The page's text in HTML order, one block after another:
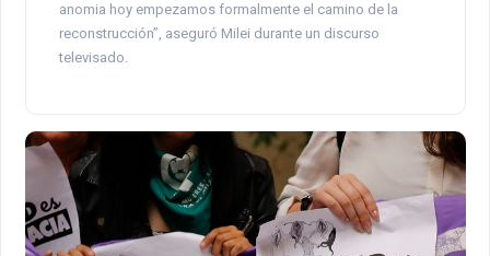
anomia hoy empezamos formalmente el camino de la
reconstrucción”, aseguró Milei durante un discurso
televisado.